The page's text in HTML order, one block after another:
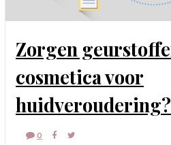
Zorgen geurstoffen in
cosmetica voor
huidveroudering?
0